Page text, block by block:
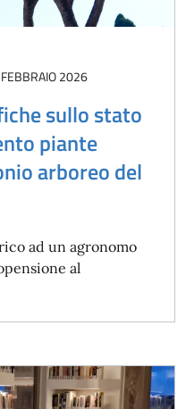
2026
sullo stato
piante
arboreo del
ad un agronomo
al